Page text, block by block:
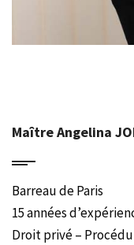
Maître Angelina
Barreau de Paris
15 années
Droit privé –